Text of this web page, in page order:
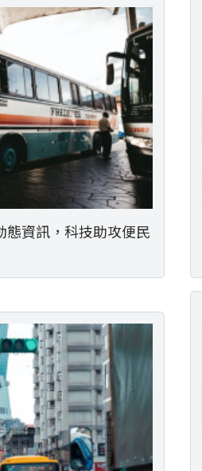
態資訊，科技助攻便民